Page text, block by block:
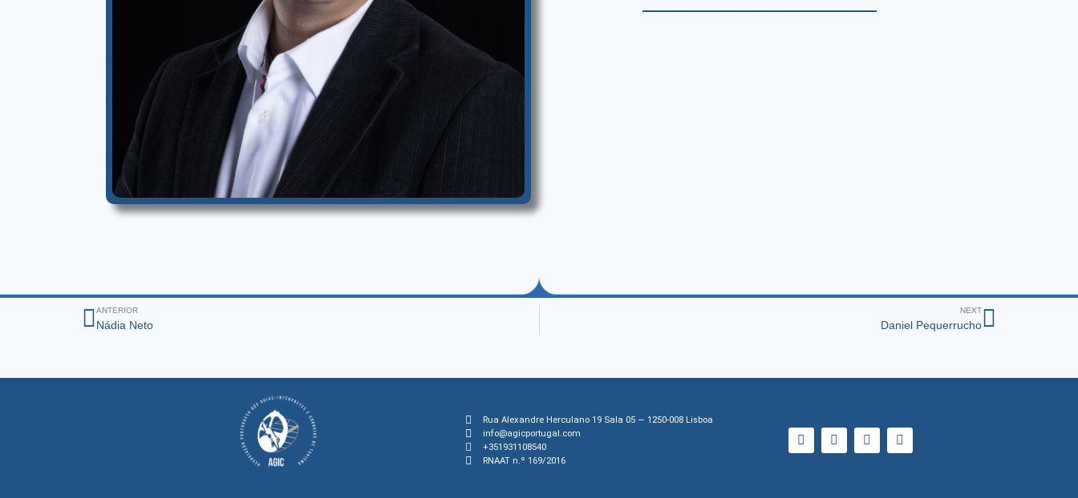
ANTERIOR
Nádia Neto
NEXT
Daniel Pequerrucho
Rua Alexandre Herculano 19 Sala 05 — 1250-008 Lisboa
info@agicportugal.com
+351931108540
RNAAT n.º 169/2016